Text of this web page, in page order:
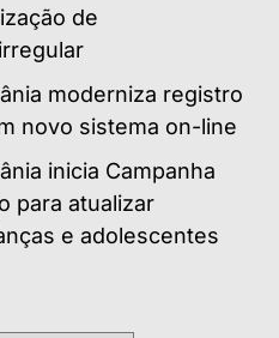
de
moderniza registro
novo sistema on-line
inicia Campanha
para atualizar
e adolescentes